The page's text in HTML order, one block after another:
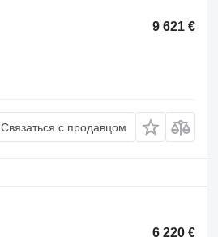
9 621 €
Связаться с продавцом
6 220 €